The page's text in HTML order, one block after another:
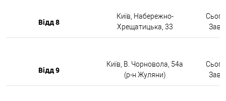
Відд 8
Київ, Набережно-
Хрещатицька, 33
Відд 9
Київ, В. Чорновола, 54а
(р-н Жуляни)